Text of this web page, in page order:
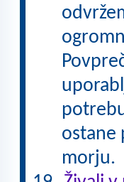
ostane
morju.